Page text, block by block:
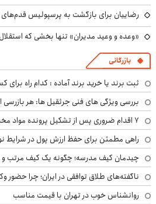
رضاییان برای بازگشت به پرسپولیس قدم‌های
«وعده و وعید مدیران» تنها بخشی که
بازرگانی
ثبت برند یا خرید برند آماده : کدام راه
بررسی ویژگی های فنی جرثقیل ها: هر بازرسی
۷ اقدام ضروری پس از تشکیل پرونده مواد مخدر؛ راهنمای خانواده‌ها
راهی مطمئن برای حفظ ارزش پول در شرایط
چیدمان کیف مدرسه؛ چگونه یک کیف مرتب
ناگفته‌های طلاق توافقی در ایران؛ چرا
روانشناس خوب در تهران با قیمت مناسب